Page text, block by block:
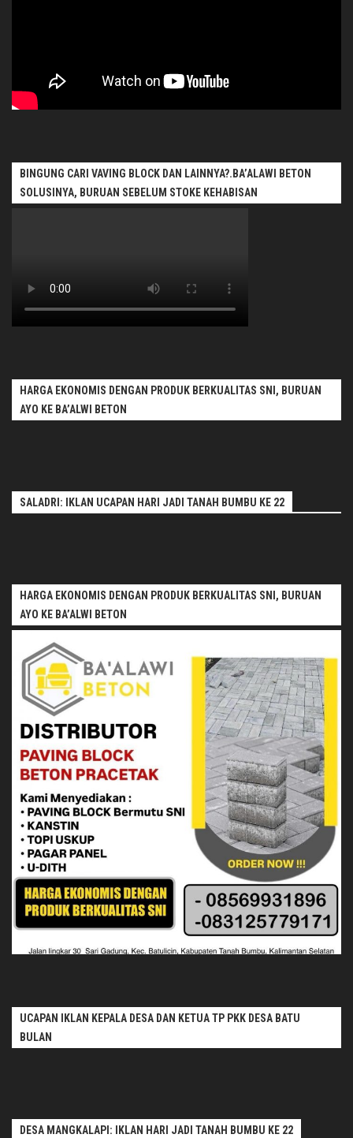
BINGUNG CARI VAVING BLOCK DAN LAINNYA?.BA’ALAWI BETON
SOLUSINYA, BURUAN SEBELUM STOKE KEHABISAN
HARGA EKONOMIS DENGAN PRODUK BERKUALITAS SNI, BURUAN
AYO KE BA’ALWI BETON
SALADRI: IKLAN UCAPAN HARI JADI TANAH BUMBU KE 22
HARGA EKONOMIS DENGAN PRODUK BERKUALITAS SNI, BURUAN
AYO KE BA’ALWI BETON
UCAPAN IKLAN KEPALA DESA DAN KETUA TP PKK DESA BATU
BULAN
DESA MANGKALAPI: IKLAN HARI JADI TANAH BUMBU KE 22